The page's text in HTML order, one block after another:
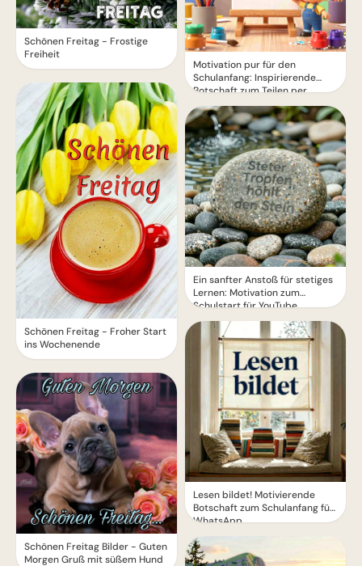
Schönen Freitag - Frostige
Freiheit
Schönen Freitag - Froher Start
ins Wochenende
Schönen Freitag Bilder - Guten
Morgen Gruß mit süßem Hund
Motivation pur für den
Schulanfang: Inspirierende
Botschaft zum Teilen per
WhatsApp!
Ein sanfter Anstoß für stetiges
Lernen: Motivation zum
Schulstart für YouTube.
Lesen bildet! Motivierende
Botschaft zum Schulanfang für
WhatsApp